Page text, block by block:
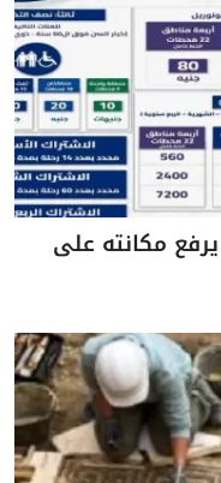
مكانته على